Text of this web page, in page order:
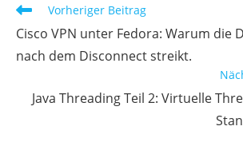
Weitere
ansehen
Vorheriger Beitrag
Cisco VPN unter Fedora: Warum die
nach dem Disconnect streikt.
Java Threading Teil 2: Virtuelle